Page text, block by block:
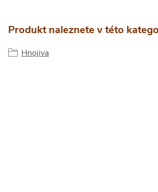
Produkt naleznete v této
Hnojiva